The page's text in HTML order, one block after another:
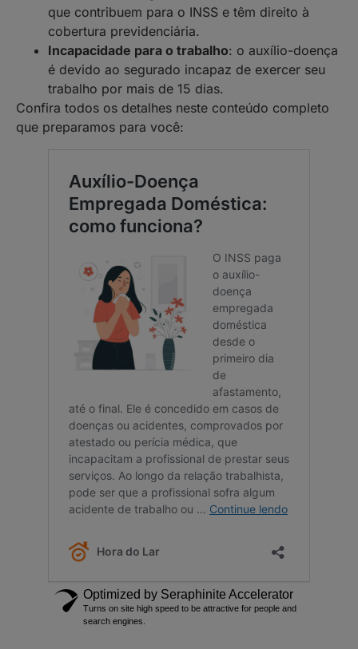
que contribuem para o INSS e têm direito à
cobertura previdenciária.
Incapacidade para o trabalho: o auxílio-doença
é devido ao segurado incapaz de exercer seu
trabalho por mais de 15 dias.
Confira todos os detalhes neste conteúdo completo
que preparamos para você: